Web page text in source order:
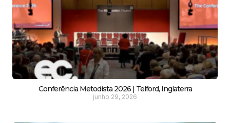
Conferência Metodista 2026 | Telford, Inglaterra
junho 29, 2026